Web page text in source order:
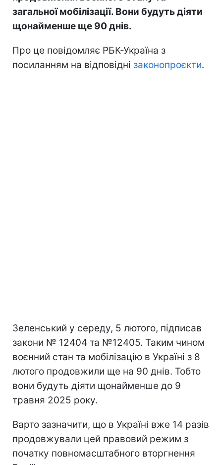
загальної мобілізації. Вони будуть діяти
щонайменше ще 90 днів.
Про це повідомляє РБК-Україна з
посиланням на відповідні законопроєкти.
Зеленський у середу, 5 лютого, підписав
закони № 12404 та №12405. Таким чином
воєнний стан та мобілізацію в Україні з 8
лютого продовжили ще на 90 днів. Тобто
вони будуть діяти щонайменше до 9
травня 2025 року.
Варто зазначити, що в Україні вже 14 разів
продовжували цей правовий режим з
початку повномасштабного вторгнення